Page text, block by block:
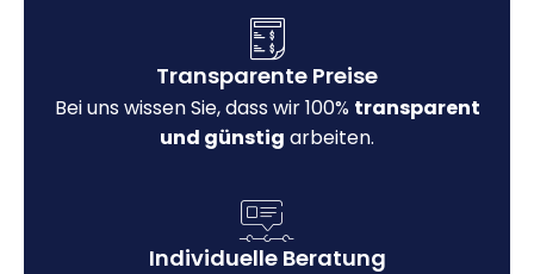
Transparente Preise
Bei uns wissen Sie, dass wir 100% transparent
und günstig arbeiten.
Individuelle Beratung